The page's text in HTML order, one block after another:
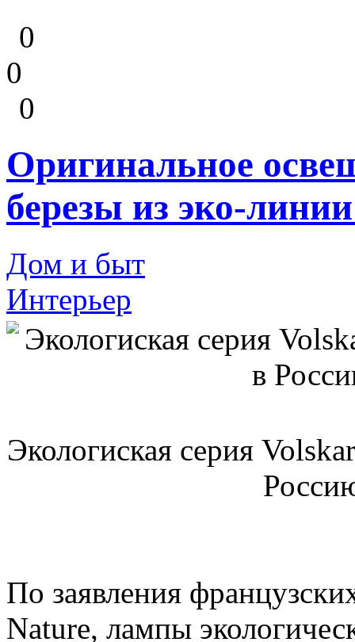
0
0
0
Оригинальное
березы из эко-
Дом и быт
Интерьер
Экологиская серия
По заявления
Nature, лампы